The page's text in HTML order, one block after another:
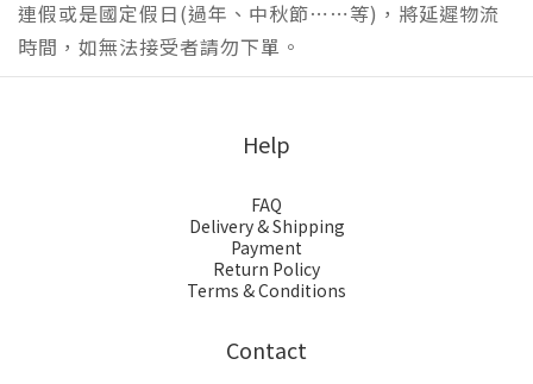
連假或是國定假日(過年、中秋節⋯⋯等)，將延遲物流
時間，如無法接受者請勿下單。
Help
FAQ
Delivery & Shipping
Payment
Return Policy
Terms & Conditions
Contact